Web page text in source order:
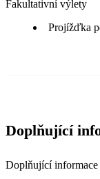
Fakultativní výlety
Projížďka
Doplňující
Doplňující informace